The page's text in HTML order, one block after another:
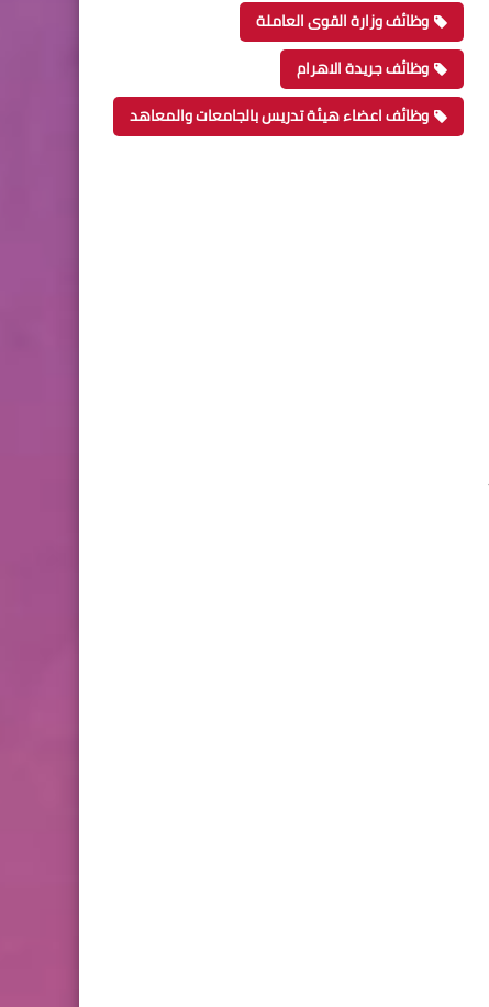
وظائف وزارة القوى العاملة
وظائف جريدة الاهرام
وظائف اعضاء هيئة تدريس بالجامعات والمعاهد